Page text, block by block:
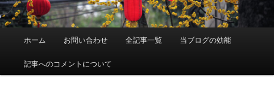
メ
ホーム お問い合わせ 全記事一覧 当ブログの効能
記事へのコメントについて